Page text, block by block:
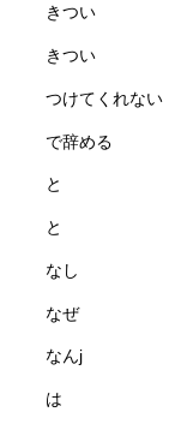
きつい
きつい
つけてくれない
で辞める
と
と
なし
なぜ
なんj
は